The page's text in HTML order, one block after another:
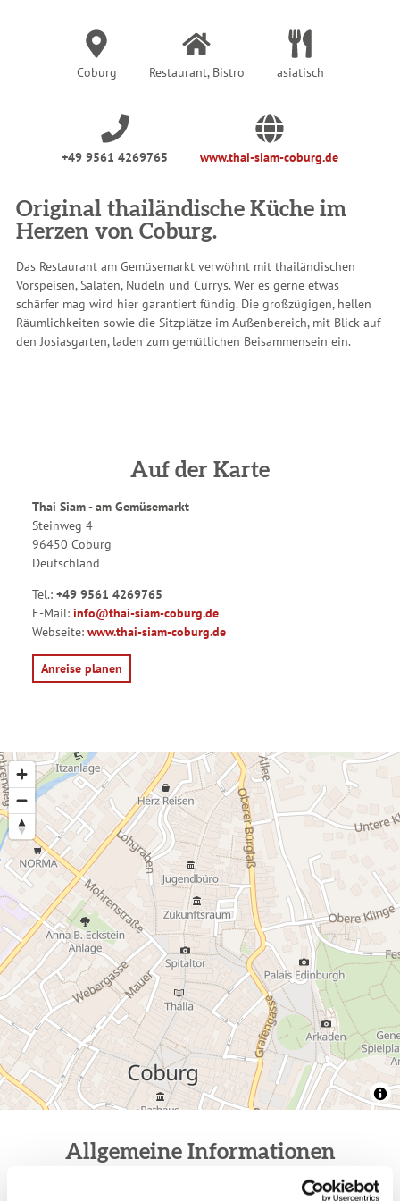
Coburg Restaurant, Bistro asiatisch
+49 9561 4269765 www.thai-siam-coburg.de
Original thailändische Küche im
Herzen von Coburg.
Das Restaurant am Gemüsemarkt verwöhnt mit thailändischen
Vorspeisen, Salaten, Nudeln und Currys. Wer es gerne etwas
schärfer mag wird hier garantiert fündig. Die großzügigen, hellen
Räumlichkeiten sowie die Sitzplätze im Außenbereich, mit Blick auf
den Josiasgarten, laden zum gemütlichen Beisammensein ein.
Auf der Karte
Thai Siam - am Gemüsemarkt
Steinweg 4
96450 Coburg
Deutschland
Tel.: +49 9561 4269765
E-Mail: info@thai-siam-coburg.de
Webseite: www.thai-siam-coburg.de
Anreise planen
Allgemeine Informationen